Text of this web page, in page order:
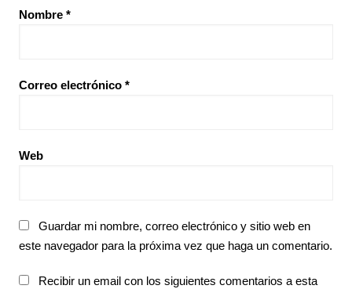
Nombre *
Correo electrónico *
Web
Guardar mi nombre, correo electrónico y sitio web en
este navegador para la próxima vez que haga un comentario.
Recibir un email con los siguientes comentarios a esta